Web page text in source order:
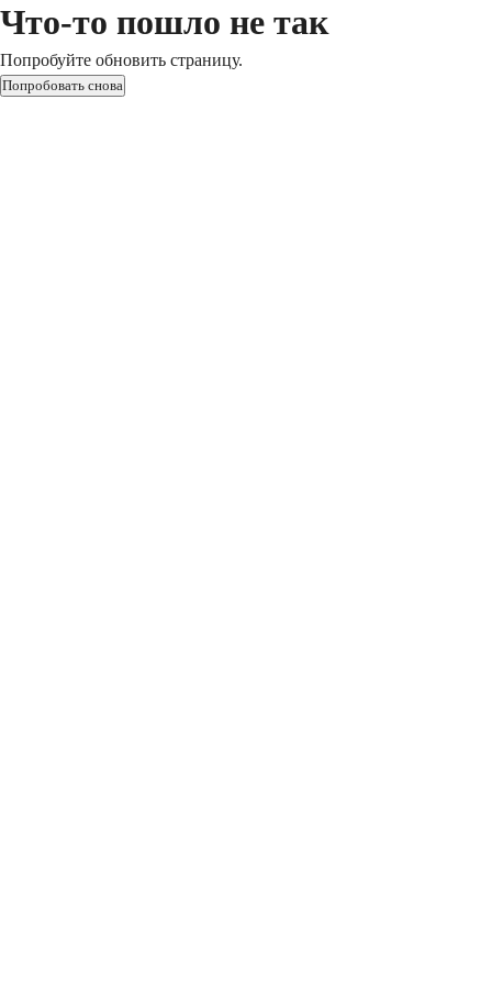
Что-то пошло не так
Попробуйте обновить страницу.
Попробовать снова